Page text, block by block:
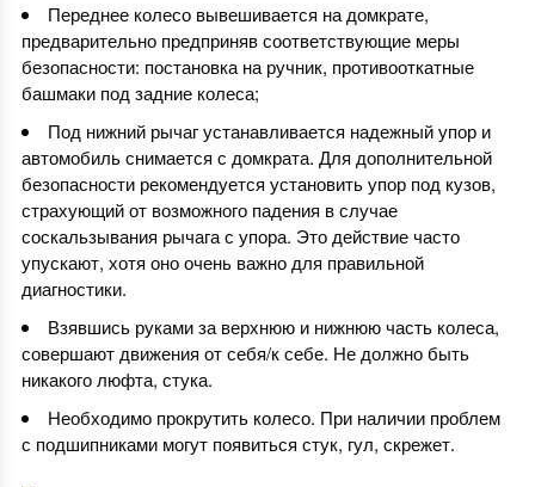
Переднее колесо вывешивается на домкрате,
предварительно предприняв соответствующие меры
безопасности: постановка на ручник, противооткатные
башмаки под задние колеса;
Под нижний рычаг устанавливается надежный упор и
автомобиль снимается с домкрата. Для дополнительной
безопасности рекомендуется установить упор под кузов,
страхующий от возможного падения в случае
соскальзывания рычага с упора. Это действие часто
упускают, хотя оно очень важно для правильной
диагностики.
Взявшись руками за верхнюю и нижнюю часть колеса,
совершают движения от себя/к себе. Не должно быть
никакого люфта, стука.
Необходимо прокрутить колесо. При наличии проблем
с подшипниками могут появиться стук, гул, скрежет.